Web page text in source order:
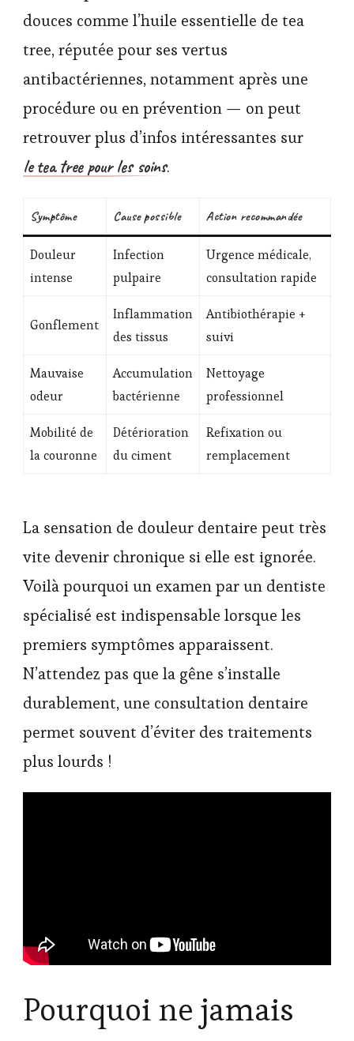
douces comme l’huile essentielle de tea
tree, réputée pour ses vertus
antibactériennes, notamment après une
procédure ou en prévention — on peut
retrouver plus d’infos intéressantes sur
le tea tree pour les soins.
Symptôme Cause possible Action recommandée
Douleur
intense
Infection
pulpaire
Urgence médicale,
consultation rapide
Gonflement
Inflammation
des tissus
Antibiothérapie +
suivi
Mauvaise
odeur
Accumulation
bactérienne
Nettoyage
professionnel
Mobilité de
la couronne
Détérioration
du ciment
Refixation ou
remplacement
La sensation de douleur dentaire peut très
vite devenir chronique si elle est ignorée.
Voilà pourquoi un examen par un dentiste
spécialisé est indispensable lorsque les
premiers symptômes apparaissent.
N’attendez pas que la gêne s’installe
durablement, une consultation dentaire
permet souvent d’éviter des traitements
plus lourds !
Pourquoi ne jamais